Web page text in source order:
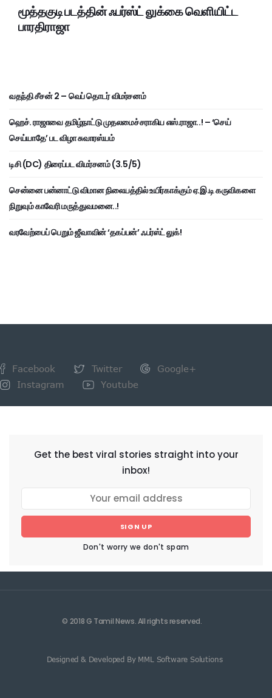
மூத்தகுடி படத்தின் ஃபர்ஸ்ட் லுக்கை வெளியிட்ட
பாரதிராஜா
வதந்தி சீசன் 2 – வெப் தொடர் விமர்சனம்
ஹெச். ராஜாவை தமிழ்நாட்டு முதலமைச்சராகிய எஸ்.ராஜா..! – ‘செய்
செய்யாதே’ பட விழா சுவாரஸ்யம்
டிசி (DC) திரைப்பட விமர்சனம் (3.5/5)
சென்னை பன்னாட்டு விமான நிலையத்தில் உயிர்காக்கும் ஏ.இ.டி கருவிகளை
நிறுவும் காவேரி மருத்துவமனை..!
வரவேற்பைப் பெறும் ஜீவாவின் ‘தகப்பன்’ ஃபர்ஸ்ட் லுக்!
Facebook Twitter
Google+
Instagram
Youtube
Get the best viral stories straight into your
inbox!
SIGN UP
Don't worry we don't spam
© 2018 G Tamil News. All rights reserved.
Designed & Developed By MML Software Solutions